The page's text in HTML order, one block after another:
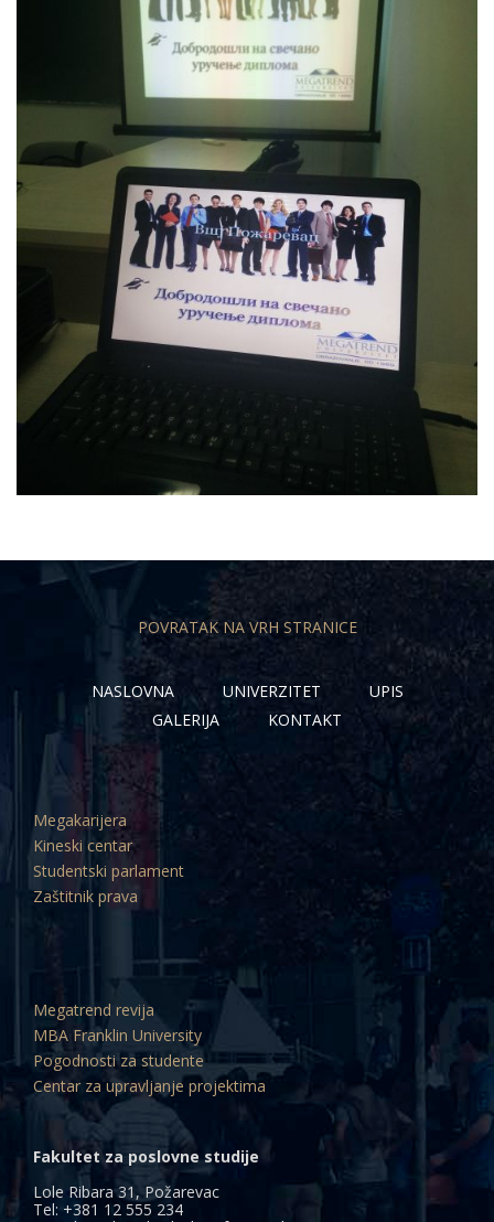
POVRATAK NA VRH STRANICE
NASLOVNA UNIVERZITET
UPIS
GALERIJA
KONTAKT
Megakarijera
Kineski centar
Studentski parlament
Zaštitnik prava
Megatrend revija
MBA Franklin University
Pogodnosti za studente
Centar za upravljanje projektima
Fakultet za poslovne studije
Lole Ribara 31, Požarevac
Tel: +381 12 555 234